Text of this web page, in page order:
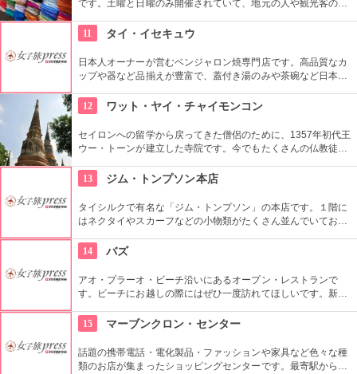
です。土曜と日曜のみ開催されていて、地元の人や観光客の人
や品揃えが豊富で値段も手頃なのでお土産探しに便利です。屋
台で飲食をすることもできるので一日楽しめます。
11 タイ・イセキュウ
日本人オーナーが営むベンジャロン焼専門店です。高品質なカ
ップや器など品揃えが豊富で、蓋付き湯のみや茶碗など日本人
付作業をしている所を見学できます。予約制で絵付け教室もや
っています。
12 ワット・ヤイ・チャイモンコン
セイロンへの留学から戻ってきた僧侶のために、1357年初代王
ウー・トーンが建立した寺院です。今でもたくさんの仏教徒が
塔、横になった涅槃の仏像、チェディ前であぐらを組む大きな
仏像など、どれもすごいスケールです。
13 ジム・トンプソン本店
タイシルクで有名な「ジム・トンプソン」の本店です。１階に
はネクタイやスカーフなどの小物類がたくさん並んでいてお土
っていて、オーダーメイドの服を作ることも可能です。
14 バズ
アオ・プラーオ・ビーチ沿いにあるオープン・レストランで
す。ビーチにお越しの際にはぜひ一度訪れてほしいです。新鮮
15
マーブンクロン・センター
話題の携帯電話・電化製品・ファッションや家具など色々な種
類のお店が集まったショッピングセンターです。最寄駅からの